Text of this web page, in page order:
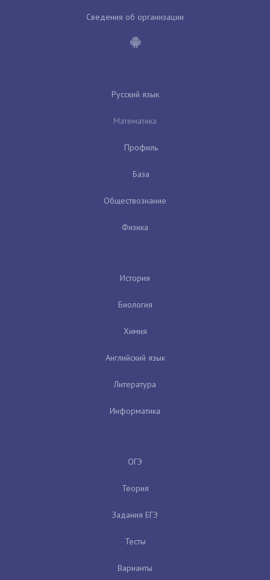
Сведения об организации
Русский язык
Математика
Профиль
База
Обществознание
Физика
История
Биология
Химия
Английский язык
Литература
Информатика
ОГЭ
Теория
Задания ЕГЭ
Тесты
Варианты